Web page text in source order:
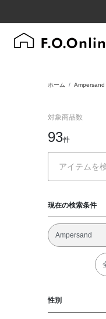
ホーム Ampersand
対象商品数
93件
現在の検索条件
Ampersand
性別